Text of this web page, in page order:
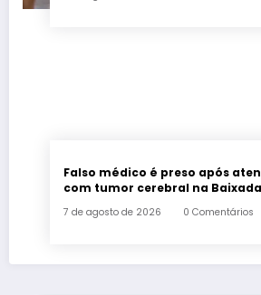
Falso médico é preso após
com tumor cerebral na
7 de agosto de 2026 0 Comentários